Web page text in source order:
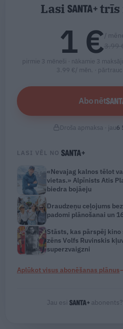
Lasi trīs
1 €/
pirmie 3 mēneši · nākamie 3
3.99 €/ mēn. ·
Abonēt
Droša apmaksa · jau6
LASI VĒL NO
«Nevajag kalnos tēlot
vietas.» Alpīnists Atis
biedra bojāeju
Draudzeņu ceļojums
padomi plānošanai un
Stāsts, kas pārspēj
zēns Volfs Ruvinskis
superzvaigzni
Aplūkot visus abonēšanas plānus
Jau esi abonents?